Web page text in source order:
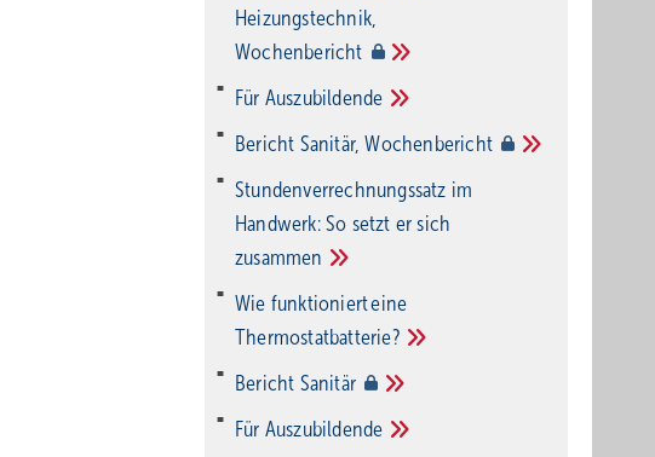
Heizungstechnik,
Wochenbericht
Für Auszubildende
Bericht Sanitär,Wochenbericht
Stundenverrechnungssatz im
Handwerk: So setzt er sich
zusammen
Wie funktioniert eine
Thermostatbatterie?
Bericht Sanitär
Für Auszubildende